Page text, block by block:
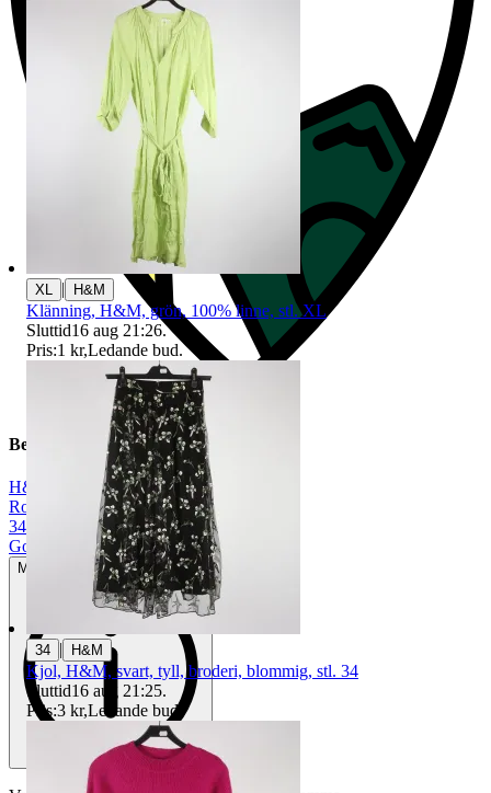
Beskrivning
H&M
Rosa
34
Gott använt skick
Mindre tecken på användning
XL | H&M
Klänning, H&M, grön, 100% linne, stl. XL
Sluttid16 aug 21:26.
Pris:1 kr,Ledande bud.
34 | H&M
Kjol, H&M, svart, tyll, broderi, blommig, stl. 34
Sluttid16 aug 21:25.
Pris:3 kr,Ledande bud